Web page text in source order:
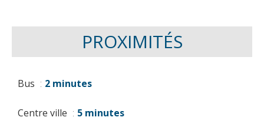
PROXIMITÉS
Bus 2 minutes
Centre ville 5 minutes